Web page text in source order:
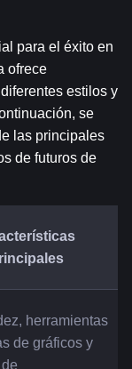
para el éxito en
ofrece
estilos y
se
las principales
de futuros de
herramientas
de gráficos y